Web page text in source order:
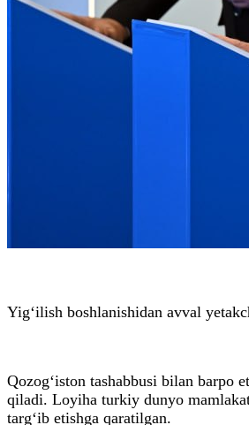
Yig‘ilish boshlanishidan avval
Qozog‘iston tashabbusi bilan
qiladi. Loyiha turkiy dunyo
targ‘ib etishga qaratilgan.